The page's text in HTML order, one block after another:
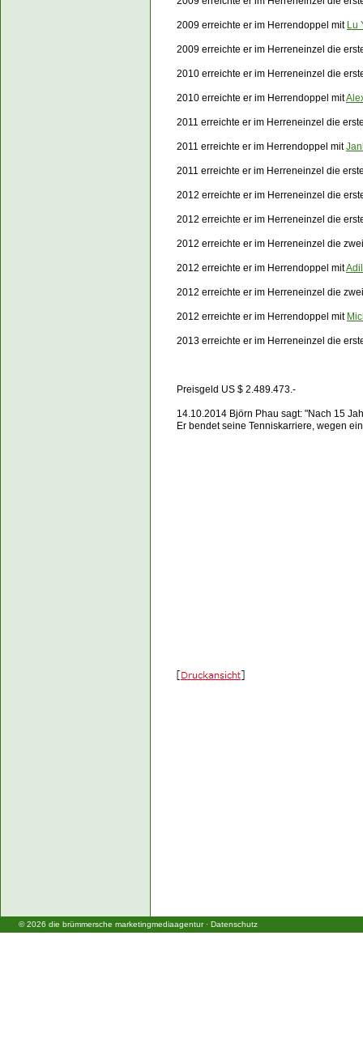
2009 erreichte er im Herrendoppel mit Lu
2009 erreichte er im Herreneinzel die
2010 erreichte er im Herreneinzel die
2010 erreichte er im Herrendoppel mit
2011 erreichte er im Herreneinzel die
2011 erreichte er im Herrendoppel mit
2011 erreichte er im Herreneinzel die
2012 erreichte er im Herreneinzel die
2012 erreichte er im Herreneinzel die
2012 erreichte er im Herreneinzel die
2012 erreichte er im Herrendoppel mit
2012 erreichte er im Herreneinzel die
2012 erreichte er im Herrendoppel mit
2013 erreichte er im Herreneinzel die
Preisgeld US $
14.10.2014 Björn Phau sagt: "Nach 15
Er bendet seine Tenniskarriere, wegen
© 2026 die brümmersche marketingmediaagentur· Datenschutz